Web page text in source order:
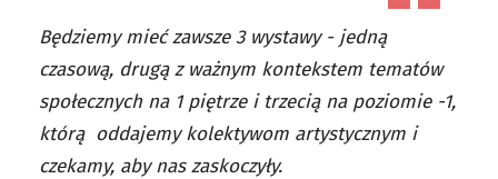
Będziemy mieć zawsze 3 wystawy - jedną
czasową, drugą z ważnym kontekstem tematów
społecznych na 1 piętrze i trzecią na poziomie -1,
którą oddajemy kolektywom artystycznym i
czekamy, aby nas zaskoczyły.